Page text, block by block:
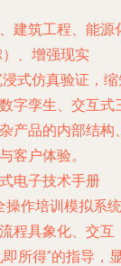
建筑工程、能源
、增强现实
浸式仿真验证，
字孪生、交互式
产品的内部结构
客户体验。
电子技术手册
操作培训模拟系统
程具象化、交互
所得”的指导，